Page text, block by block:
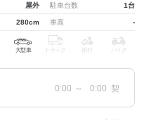
屋外 駐車台数 1台
280cm 車高 -
大型車 トラック 原付 バイク
0:00 ～ 0:00 契